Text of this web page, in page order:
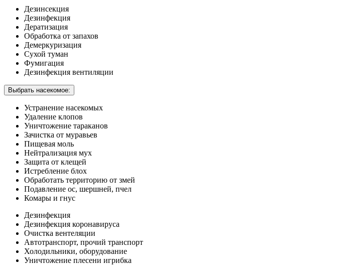
Дезинсекция
Дезинфекция
Дератизация
Обработка от запахов
Демеркуризация
Сухой туман
Фумигация
Дезинфекция вентиляции
Выбрать насекомое:
Устранение насекомых
Удаление клопов
Уничтожение тараканов
Зачистка от муравьев
Пищевая моль
Нейтрализация мух
Защита от клещей
Истребление блох
Обработать территорию от змей
Подавление ос, шершней, пчел
Комары и гнус
Дезинфекция
Дезинфекция коронавируса
Очистка вентеляции
Автотранспорт, прочий транспорт
Холодильники, оборудование
Уничтожение плесени игрибка